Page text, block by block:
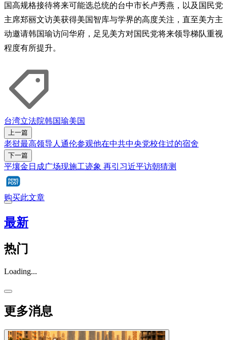
国高规格接待将来可能选总统的台中市长卢秀燕，以及国民党
主席郑丽文访美获得美国智库与学界的高度关注，直至美方主
动邀请韩国瑜访问华府，足见美方对国民党将来领导梯队重视
程度有所提升。
台湾立法院韩国瑜美国
上一篇
老挝最高领导人通伦参观他在中共中央党校住过的宿舍
下一篇
平壤金日成广场现施工迹象 再引习近平访朝猜测
购买此文章
最新
热门
Loading...
更多消息